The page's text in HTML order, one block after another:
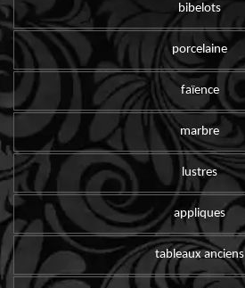
bibelots
porcelaine
faïence
marbre
lustres
appliques
tableaux anciens